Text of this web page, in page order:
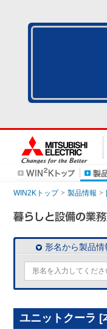
WIN2Kトップ 製品情報
形名から製品情
ユニットクーラ [